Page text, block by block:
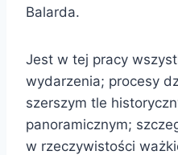
Balarda.
Jest w tej pracy
wydarzenia; procesy
szerszym tle
panoramicznym;
w rzeczywistości